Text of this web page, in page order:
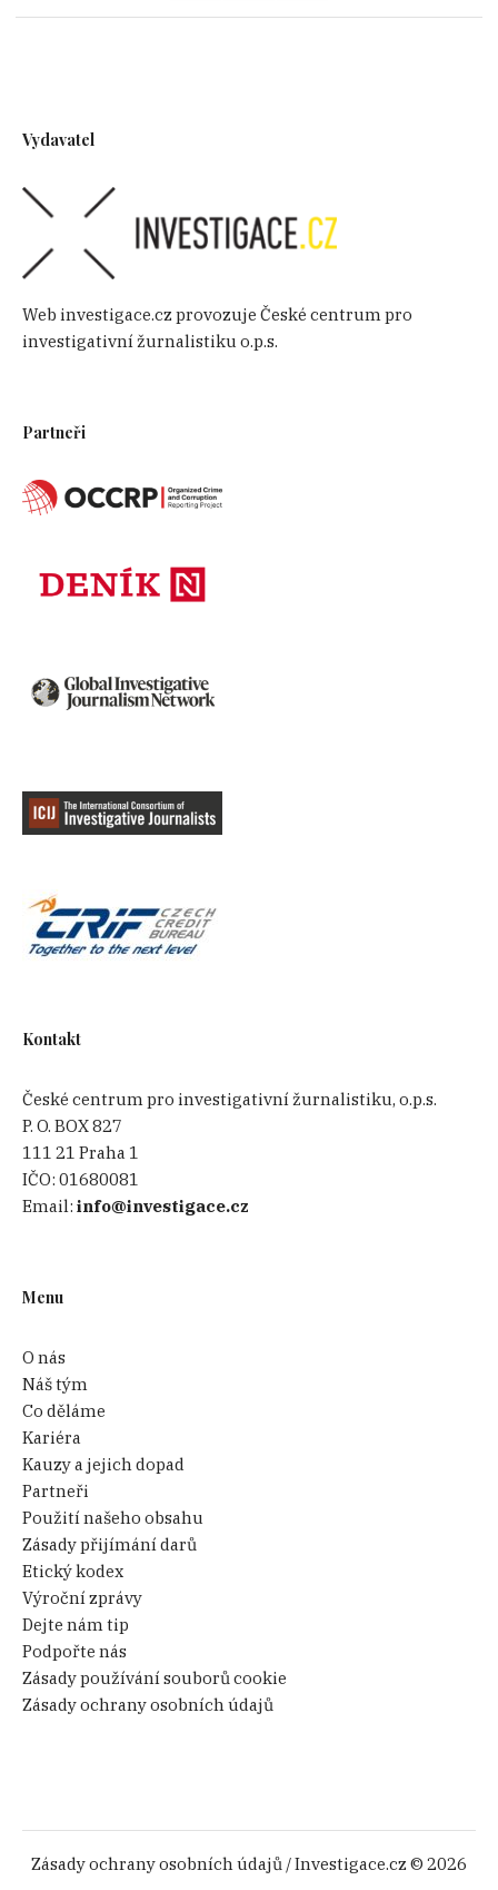
Vydavatel
Web investigace.cz provozuje České centrum pro
investigativní žurnalistiku o.p.s.
Partneři
Kontakt
České centrum pro investigativní žurnalistiku, o.p.s.
P. O. BOX 827
111 21 Praha 1
IČO:01680081
Email:info@investigace.cz
Menu
O nás
Náš tým
Co děláme
Kariéra
Kauzy a jejich dopad
Partneři
Použití našeho obsahu
Zásady přijímání darů
Etický kodex
Výroční zprávy
Dejte nám tip
Podpořte nás
Zásady používání souborů cookie
Zásady ochrany osobních údajů
Zásady ochrany osobních údajů / Investigace.cz © 2026